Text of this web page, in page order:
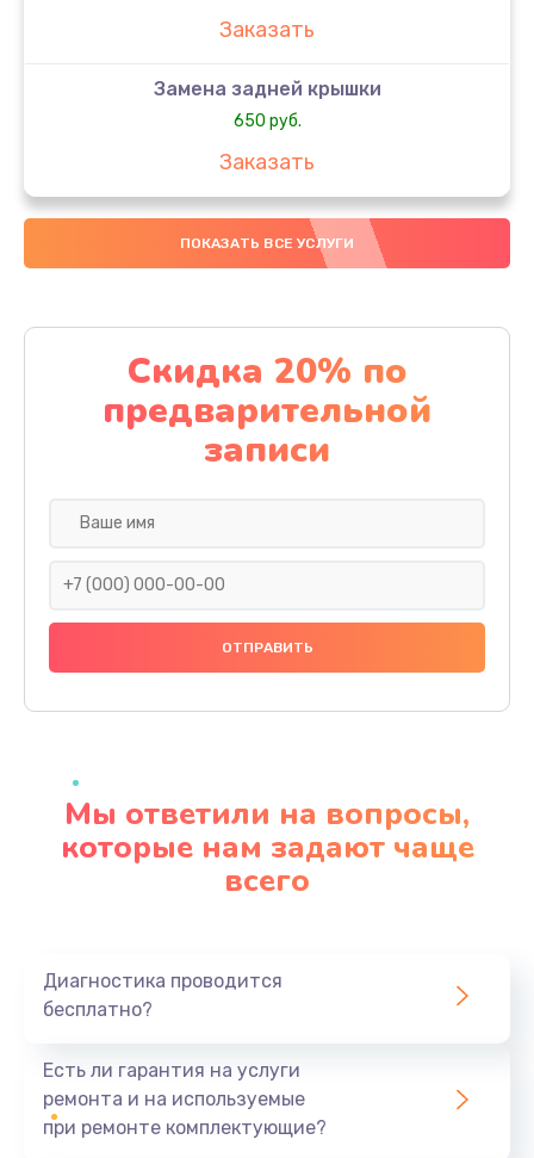
Заказать
Замена задней крышки
650 руб.
Заказать
Замена аккумулятора
4000 руб.
Замена материнской платы
1100 руб.
Заказать
Замена праймера
1000 руб.
Заказать
Профилактическая чистка
Заказать
ПОКАЗАТЬ ВСЕ УСЛУГИ
Скидка 20% по
предварительной
записи
Мы ответили на вопросы,
которые нам задают чаще
всего
Диагностика проводится
бесплатно?
Есть ли гарантия на услуги
ремонта и на используемые
при ремонте комплектующие?